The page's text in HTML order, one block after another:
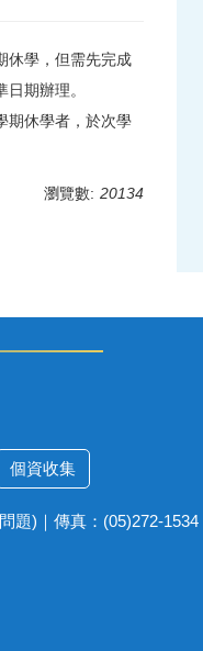
休學，但需先完成
期辦理。
期休學者，於次學
瀏覽數: 20134
個資收集
題)｜傳真：(05)272-1534